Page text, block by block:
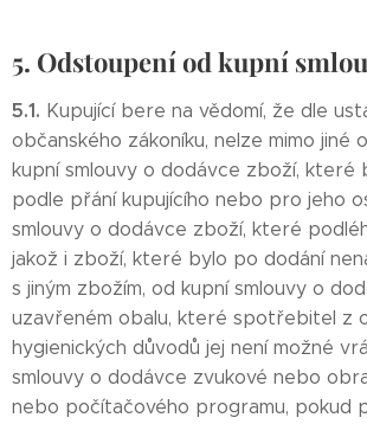
5. Odstoupení od kupní
5.1. Kupující bere na vědomí, že dle
občanského zákoníku, nelze mimo jiné
kupní smlouvy o dodávce zboží, které
podle přání kupujícího nebo pro jeho
smlouvy o dodávce zboží, které
jakož i zboží, které bylo po dodání
s jiným zbožím, od kupní smlouvy o
uzavřeném obalu, které spotřebitel z
hygienických důvodů jej není možné
smlouvy o dodávce zvukové nebo
nebo počítačového programu, pokud